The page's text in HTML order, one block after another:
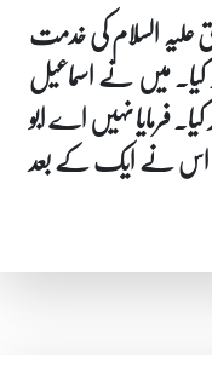
علیہ السلام کی خدمت
کیا۔ میں نے اسماعیل
نہیں اے ابو
ہے اس نے ایک کے بعد